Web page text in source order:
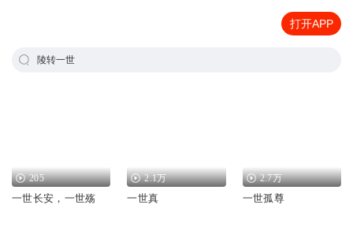
打开APP
陵转一世
205
一世长安，一世殇
2.1万
一世真
2.7万
一世孤尊